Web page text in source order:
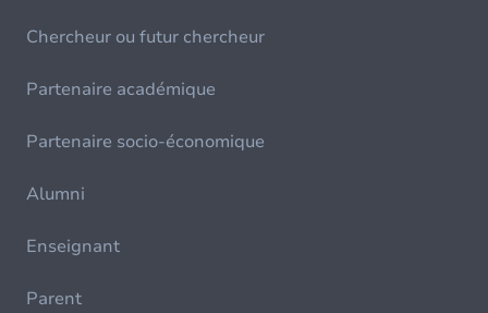
Chercheur ou futur chercheur
Partenaire académique
Partenaire socio-économique
Alumni
Enseignant
Parent